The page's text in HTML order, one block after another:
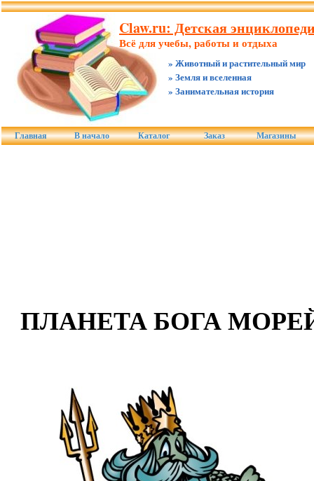
Claw.ru: Детская
Всё для учебы, работы и отдыха
» Животный и растительный мир
» Земля и вселенная
» Занимательная история
Главная В начало Каталог Заказ Магазины
ПЛАНЕТА БОГА